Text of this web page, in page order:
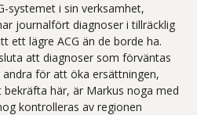
systemet i sin verksamhet,
journalfört diagnoser i tillräcklig
ett lägre ACG än de borde ha.
att diagnoser som förväntas
för att öka ersättningen,
här, är Markus noga med
kontrolleras av regionen